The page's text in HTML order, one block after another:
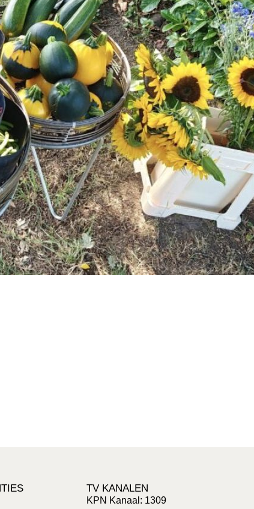
TV KANALEN
KPN Kanaal: 1309